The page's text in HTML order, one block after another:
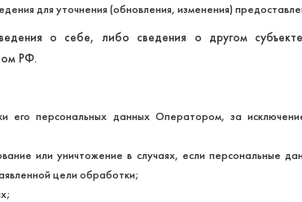
для уточнения (обновления, изменения)
о себе, либо сведения о другом
РФ.
персональных данных Оператором, за
или уничтожение в случаях, если персональные
цели обработки;